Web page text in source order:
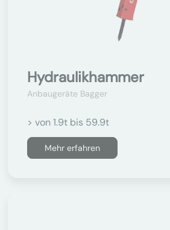
Hydraulikhammer
Anbaugeräte Bagger
> von 1.9t bis 59.9t
Mehr erfahren